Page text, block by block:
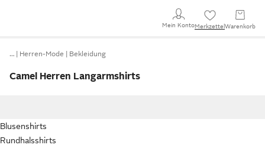
Mein KontoMerkzettel Warenkorb
… Herren-Mode Bekleidung
Camel Herren Langarmshirts
Blusenshirts
Rundhalsshirts